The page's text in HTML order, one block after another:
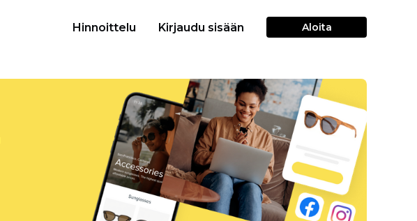
Hinnoittelu Kirjaudu sisään Aloita